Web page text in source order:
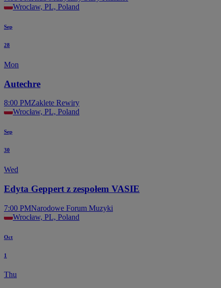
Wroclaw, PL, Poland
Sep
28
Mon
Autechre
8:00 PMZaklete Rewiry
Wrocław, PL, Poland
Sep
30
Wed
Edyta Geppert z zespołem VASIE
7:00 PMNarodowe Forum Muzyki
Wrocław, PL, Poland
Oct
1
Thu